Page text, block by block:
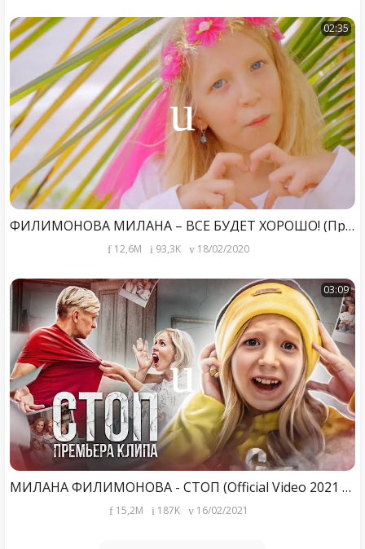
02:35
ФИЛИМОНОВА МИЛАНА – ВСЕ БУДЕТ ХОРОШО! (Премьера Клипа 2020)
12,6M 93,3K 18/02/2020
03:09
МИЛАНА ФИЛИМОНОВА - СТОП (Official Video 2021 HD)
15,2M 187K 16/02/2021